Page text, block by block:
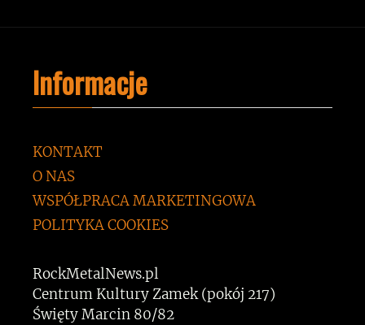
Informacje
KONTAKT
O NAS
WSPÓŁPRACA MARKETINGOWA
POLITYKA COOKIES
RockMetalNews.pl
Centrum Kultury Zamek (pokój 217)
Święty Marcin 80/82